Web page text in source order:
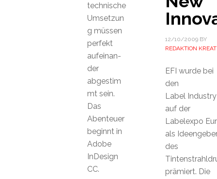
12/10/2009BY
REDAKTION
EFI wurde bei
den
Label
auf der
Labelexpo
als
des
prämiert. Die
technische
Umsetzun
g müssen
perfekt
aufeinan-
der
abgestim
mt sein.
Das
Abenteuer
beginnt in
Adobe
InDesign
CC.